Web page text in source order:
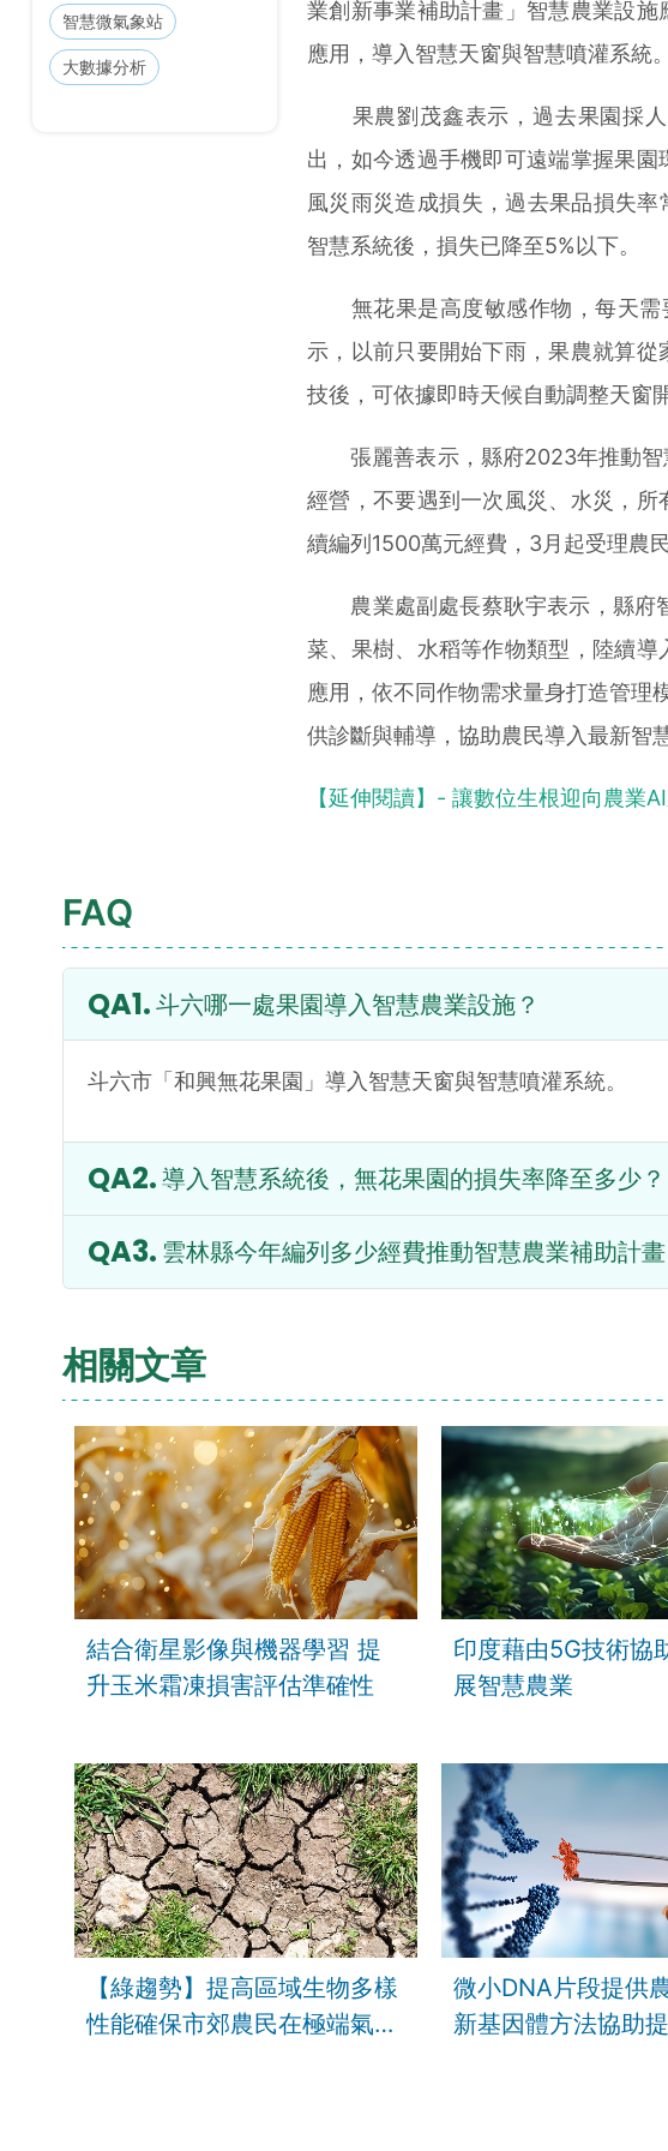
智慧微氣象站
大數據分析
業創新事業補助計畫」智慧農業設
應用，導入智慧天窗與智慧噴灌系統。
果農劉茂鑫表示，過去果園採人
出，如今透過手機即可遠端掌握果園
風災雨災造成損失，過去果品損失
智慧系統後，損失已降至5%以下。
無花果是高度敏感作物，每天需
示，以前只要開始下雨，果農就算
技後，可依據即時天候自動調整天窗
張麗善表示，縣府2023年推動智
經營，不要遇到一次風災、水災，
續編列1500萬元經費，3月起受理農民
農業處副處長蔡耿宇表示，縣府
菜、果樹、水稻等作物類型，陸續
應用，依不同作物需求量身打造管理
供診斷與輔導，協助農民導入最新智
【延伸閱讀】- 讓數位生根迎向農業
FAQ
斗六哪一處果園導入智慧農業設施？
斗六市「和興無花果園」導入智慧天窗與智慧噴灌系統。
導入智慧系統後，無花果園的損失率降至多少？
雲林縣今年編列多少經費推動智慧農業補助計畫
相關文章
結合衛星影像與機器學習 提
升玉米霜凍損害評估準確性
印度藉由5G技術協
展智慧農業
【綠趨勢】提高區域生物多樣
性能確保市郊農民在極端氣候
微小DNA片段提供
新基因體方法協助